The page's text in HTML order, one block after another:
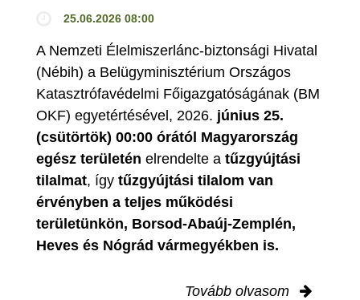
25.06.2026 08:00
A Nemzeti Élelmiszerlánc-biztonsági Hivatal
(Nébih) a Belügyminisztérium Országos
Katasztrófavédelmi Főigazgatóságának (BM
OKF) egyetértésével, 2026. június 25.
(csütörtök) 00:00 órától Magyarország
egész területén elrendelte a tűzgyújtási
tilalmat, így tűzgyújtási tilalom van
érvényben a teljes működési
területünkön, Borsod-Abaúj-Zemplén,
Heves és Nógrád vármegyékben is.
Tovább olvasom